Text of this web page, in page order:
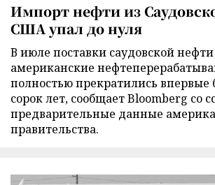
Импорт нефти из
США упал до нуля
В июле поставки саудовской
американские
полностью прекратились впервые
сорок лет, сообщает Bloomberg со
предварительные данные
правительства.